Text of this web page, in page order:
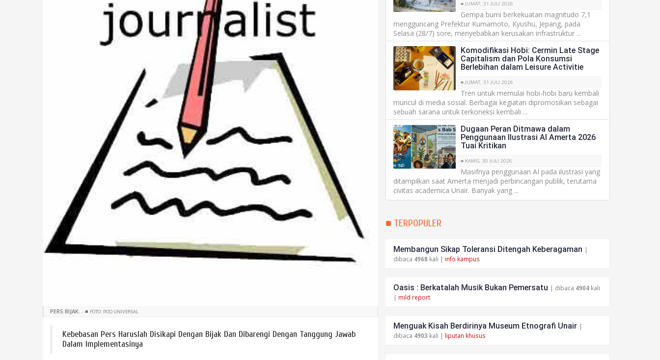
PERS BIJAK: - ■ FOTO: POD UNIVERSAL
Kebebasan Pers Haruslah Disikapi Dengan Bijak Dan Dibarengi Dengan Tanggung Jawab
Dalam Implementasinya
■ JUMAT, 31 JULI 2026
Gempa bumi berkekuatan magnitudo 7,1
mengguncang Prefektur Kumamoto, Kyushu, Jepang, pada
Selasa (28/7) sore, menyebabkan kerusakan infrastruktur ...
Komodifikasi Hobi: Cermin Late Stage
Capitalism dan Pola Konsumsi
Berlebihan dalam Leisure Activitie
■ JUMAT, 31 JULI 2026
Tren untuk memulai hobi-hobi baru kembali
muncul di media sosial. Berbagai kegiatan dipromosikan sebagai
sebuah sarana untuk terkoneksi kembali ...
Dugaan Peran Ditmawa dalam
Penggunaan Ilustrasi AI Amerta 2026
Tuai Kritikan
■ KAMIS, 30 JULI 2026
Masifnya penggunaan AI pada ilustrasi yang
ditampilkan saat Amerta menjadi perbincangan publik, terutama
civitas academica Unair. Banyak yang ...
■ TERPOPULER
Membangun Sikap Toleransi Ditengah Keberagaman |
dibaca 4968 kali | info kampus
Oasis : Berkatalah Musik Bukan Pemersatu | dibaca 4904kali
| mild report
Menguak Kisah Berdirinya Museum Etnografi Unair |
dibaca 4903 kali | liputan khusus